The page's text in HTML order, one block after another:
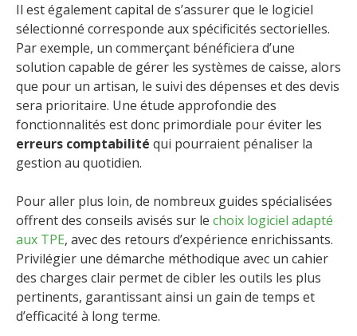
Il est également capital de s’assurer que le logiciel
sélectionné corresponde aux spécificités sectorielles.
Par exemple, un commerçant bénéficiera d’une
solution capable de gérer les systèmes de caisse, alors
que pour un artisan, le suivi des dépenses et des devis
sera prioritaire. Une étude approfondie des
fonctionnalités est donc primordiale pour éviter les
erreurs comptabilité qui pourraient pénaliser la
gestion au quotidien.
Pour aller plus loin, de nombreux guides spécialisées
offrent des conseils avisés sur le choix logiciel adapté
aux TPE, avec des retours d’expérience enrichissants.
Privilégier une démarche méthodique avec un cahier
des charges clair permet de cibler les outils les plus
pertinents, garantissant ainsi un gain de temps et
d’efficacité à long terme.